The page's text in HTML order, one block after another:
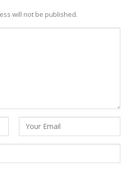
will not be published.